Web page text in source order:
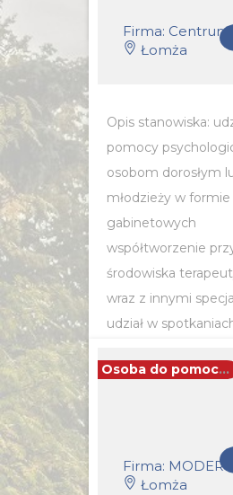
Łomża
Opis stanowiska:
pomocy
osobom dorosłym
młodzieży w
gabinetowych
współtworzenie
środowiska
wraz z innymi
udział w
grupowych...
Osoba do pomocy przy pracach budowlanych
Łomża